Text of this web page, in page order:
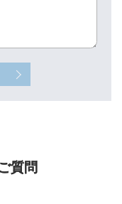
質問